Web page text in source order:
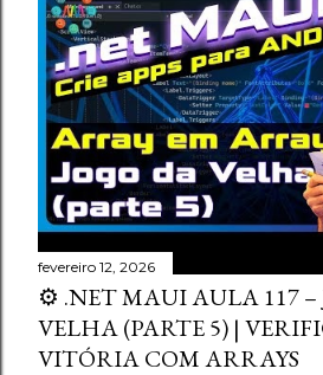
fevereiro 12, 2026
⚙️ .NET MAUI AULA 117 –
VELHA (PARTE 5) |
VITÓRIA COM ARRAYS